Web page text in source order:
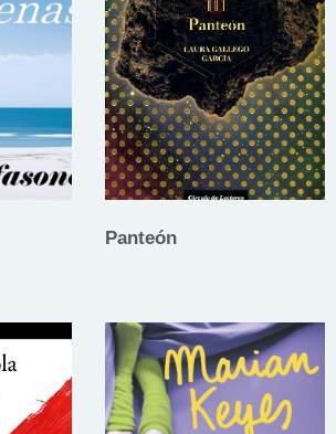
Panteón